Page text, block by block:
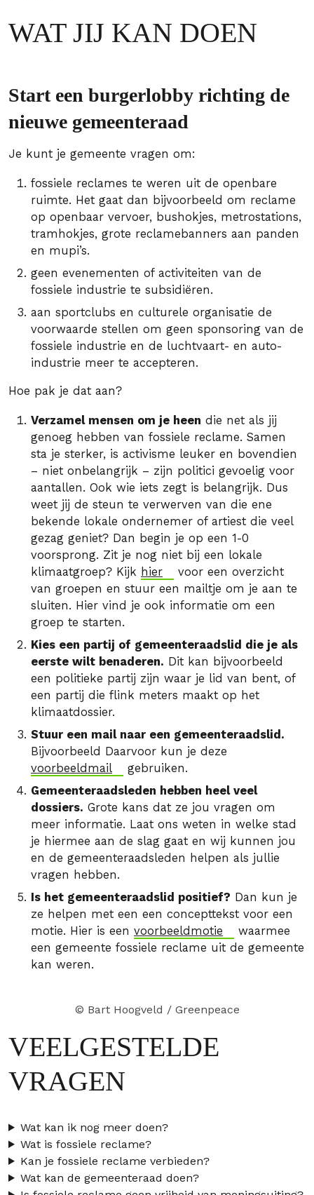
WAT JIJ KAN DOEN
Start een burgerlobby richting de
nieuwe gemeenteraad
Je kunt je gemeente vragen om:
fossiele reclames te weren uit de openbare
ruimte. Het gaat dan bijvoorbeeld om reclame
op openbaar vervoer, bushokjes, metrostations,
tramhokjes, grote reclamebanners aan panden
en mupi’s.
geen evenementen of activiteiten van de
fossiele industrie te subsidiëren.
aan sportclubs en culturele organisatie de
voorwaarde stellen om geen sponsoring van de
fossiele industrie en de luchtvaart- en auto-
industrie meer te accepteren.
Hoe pak je dat aan?
Verzamel mensen om je heen die net als jij
genoeg hebben van fossiele reclame. Samen
sta je sterker, is activisme leuker en bovendien
– niet onbelangrijk – zijn politici gevoelig voor
aantallen. Ook wie iets zegt is belangrijk. Dus
weet jij de steun te verwerven van die ene
bekende lokale ondernemer of artiest die veel
gezag geniet? Dan begin je op een 1-0
voorsprong. Zit je nog niet bij een lokale
klimaatgroep? Kijk hier
voor een overzicht
van groepen en stuur een mailtje om je aan te
sluiten. Hier vind je ook informatie om een
groep te starten.
Kies een partij of gemeenteraadslid die je als
eerste wilt benaderen. Dit kan bijvoorbeeld
een politieke partij zijn waar je lid van bent, of
een partij die flink meters maakt op het
klimaatdossier.
Stuur een mail naar een gemeenteraadslid.
Bijvoorbeeld Daarvoor kun je deze
voorbeeldmail
gebruiken.
Gemeenteraadsleden hebben heel veel
dossiers. Grote kans dat ze jou vragen om
meer informatie. Laat ons weten in welke stad
je hiermee aan de slag gaat en wij kunnen jou
en de gemeenteraadsleden helpen als jullie
vragen hebben.
Is het gemeenteraadslid positief? Dan kun je
ze helpen met een een concepttekst voor een
motie. Hier is een voorbeeldmotie
waarmee
een gemeente fossiele reclame uit de gemeente
kan weren.
© Bart Hoogveld / Greenpeace
VEELGESTELDE
VRAGEN
Wat kan ik nog meer doen?
Wat is fossiele reclame?
Kan je fossiele reclame verbieden?
Wat kan de gemeenteraad doen?